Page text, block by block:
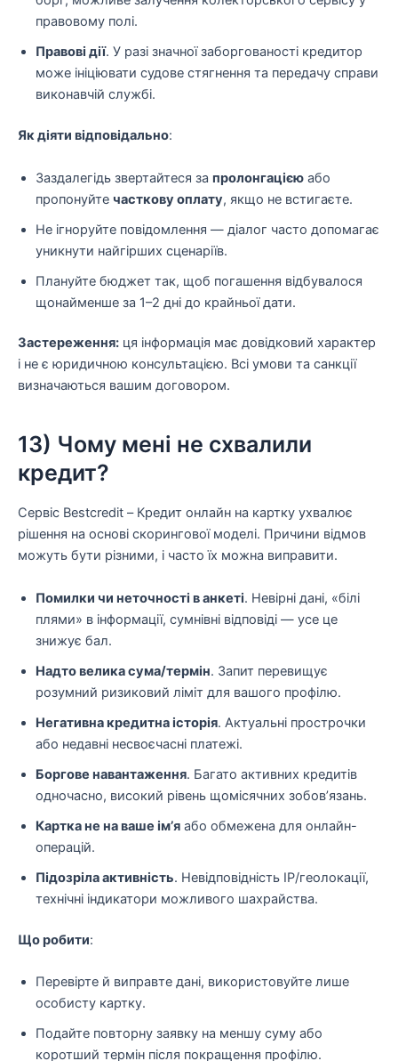
правовому полі.
Правові дії. У разі значної заборгованості кредитор
може ініціювати судове стягнення та передачу справи
виконавчій службі.
Як діяти відповідально:
Заздалегідь звертайтеся за пролонгацією або
пропонуйте часткову оплату, якщо не встигаєте.
Не ігноруйте повідомлення — діалог часто допомагає
уникнути найгірших сценаріїв.
Плануйте бюджет так, щоб погашення відбувалося
щонайменше за 1–2 дні до крайньої дати.
Застереження: ця інформація має довідковий характер
і не є юридичною консультацією. Всі умови та санкції
визначаються вашим договором.
13) Чому мені не схвалили
кредит?
Сервіс Bestcredit – Кредит онлайн на картку ухвалює
рішення на основі скорингової моделі. Причини відмов
можуть бути різними, і часто їх можна виправити.
Помилки чи неточності в анкеті. Невірні дані, «білі
плями» в інформації, сумнівні відповіді — усе це
знижує бал.
Надто велика сума/термін. Запит перевищує
розумний ризиковий ліміт для вашого профілю.
Негативна кредитна історія. Актуальні прострочки
або недавні несвоєчасні платежі.
Боргове навантаження. Багато активних кредитів
одночасно, високий рівень щомісячних зобов’язань.
Картка не на ваше ім’я або обмежена для онлайн-
операцій.
Підозріла активність. Невідповідність IP/геолокації,
технічні індикатори можливого шахрайства.
Що робити:
Перевірте й виправте дані, використовуйте лише
особисту картку.
Подайте повторну заявку на меншу суму або
коротший термін після покращення профілю.